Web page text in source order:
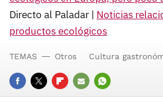
Directo al Paladar | Noticias
productos ecológicos
FACEBOOK
TWITTERFLIPBOARD
E-
WHATSAPP
TEMAS Otros Cultura